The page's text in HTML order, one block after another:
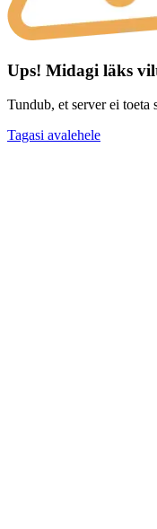
Ups! Midagi läks
Tundub, et server ei
Tagasi avalehele